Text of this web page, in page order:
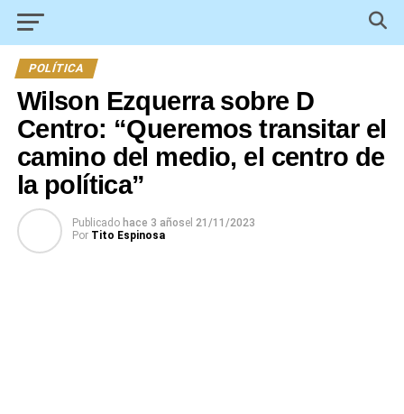
POLÍTICA
Wilson Ezquerra sobre D
Centro: “Queremos transitar el
camino del medio, el centro de
la política”
Publicado hace 3 añosel 21/11/2023
Por Tito Espinosa